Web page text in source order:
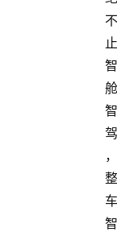
不
止
智
舱
智
驾
，
整
车
智